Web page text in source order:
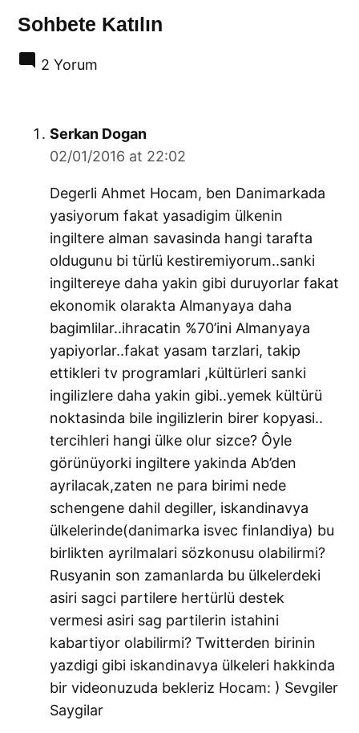
Sohbete Katılın
2 Yorum
Serkan Dogansays:
02/01/2016 at 22:02
Degerli Ahmet Hocam, ben Danimarkada
yasiyorum fakat yasadigim ülkenin
ingiltere alman savasinda hangi tarafta
oldugunu bi türlü kestiremiyorum..sanki
ingiltereye daha yakin gibi duruyorlar fakat
ekonomik olarakta Almanyaya daha
bagimlilar..ihracatin %70’ini Almanyaya
yapiyorlar..fakat yasam tarzlari, takip
ettikleri tv programlari ,kültürleri sanki
ingilizlere daha yakin gibi..yemek kültürü
noktasinda bile ingilizlerin birer kopyasi..
tercihleri hangi ülke olur sizce? Ôyle
görünüyorki ingiltere yakinda Ab’den
ayrilacak,zaten ne para birimi nede
schengene dahil degiller, iskandinavya
ülkelerinde(danimarka isvec finlandiya) bu
birlikten ayrilmalari sözkonusu olabilirmi?
Rusyanin son zamanlarda bu ülkelerdeki
asiri sagci partilere hertürlü destek
vermesi asiri sag partilerin istahini
kabartiyor olabilirmi? Twitterden birinin
yazdigi gibi iskandinavya ülkeleri hakkinda
bir videonuzuda bekleriz Hocam: ) Sevgiler
Saygilar